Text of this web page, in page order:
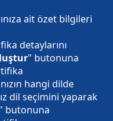
ait özet bilgileri
detaylarını
" butonuna
hangi dilde
dil seçimini yaparak
" butonuna